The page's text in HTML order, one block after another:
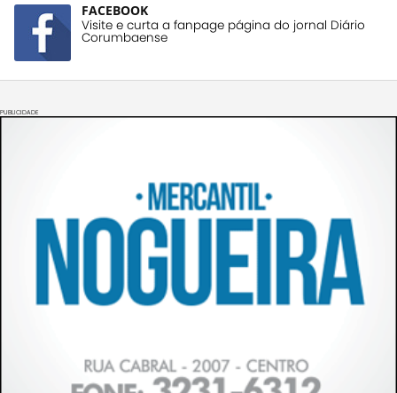
FACEBOOK
Visite e curta a fanpage página do jornal Diário
Corumbaense
PUBLICIDADE